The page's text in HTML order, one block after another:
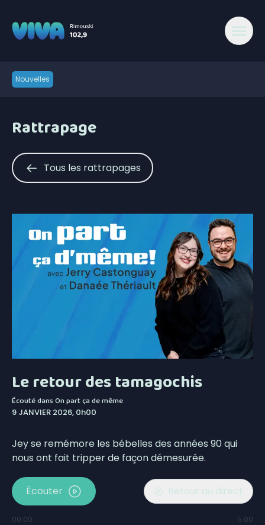
Nouvelles
Rattrapage
Tous les rattrapages
Le retour des tamagochis
Écouté dansOn part ça de même
9 JANVIER 2026, 0h00
Jey se remémore les bébelles des années 90 qui
nous ont fait tripper de façon démesurée.
Écouter Retour au direct
00:00 5:00